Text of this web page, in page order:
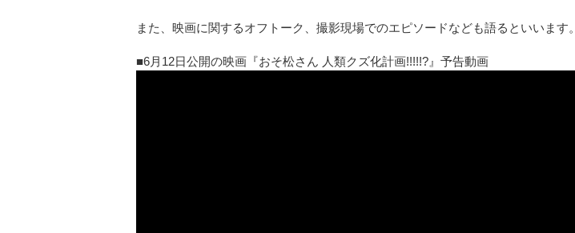
また、映画に関するオフトーク、撮影現場でのエピソードなども語るといいます。
6月12日公開の映画『おそ松さん 人類クズ化計画!!!!!?』予告動画